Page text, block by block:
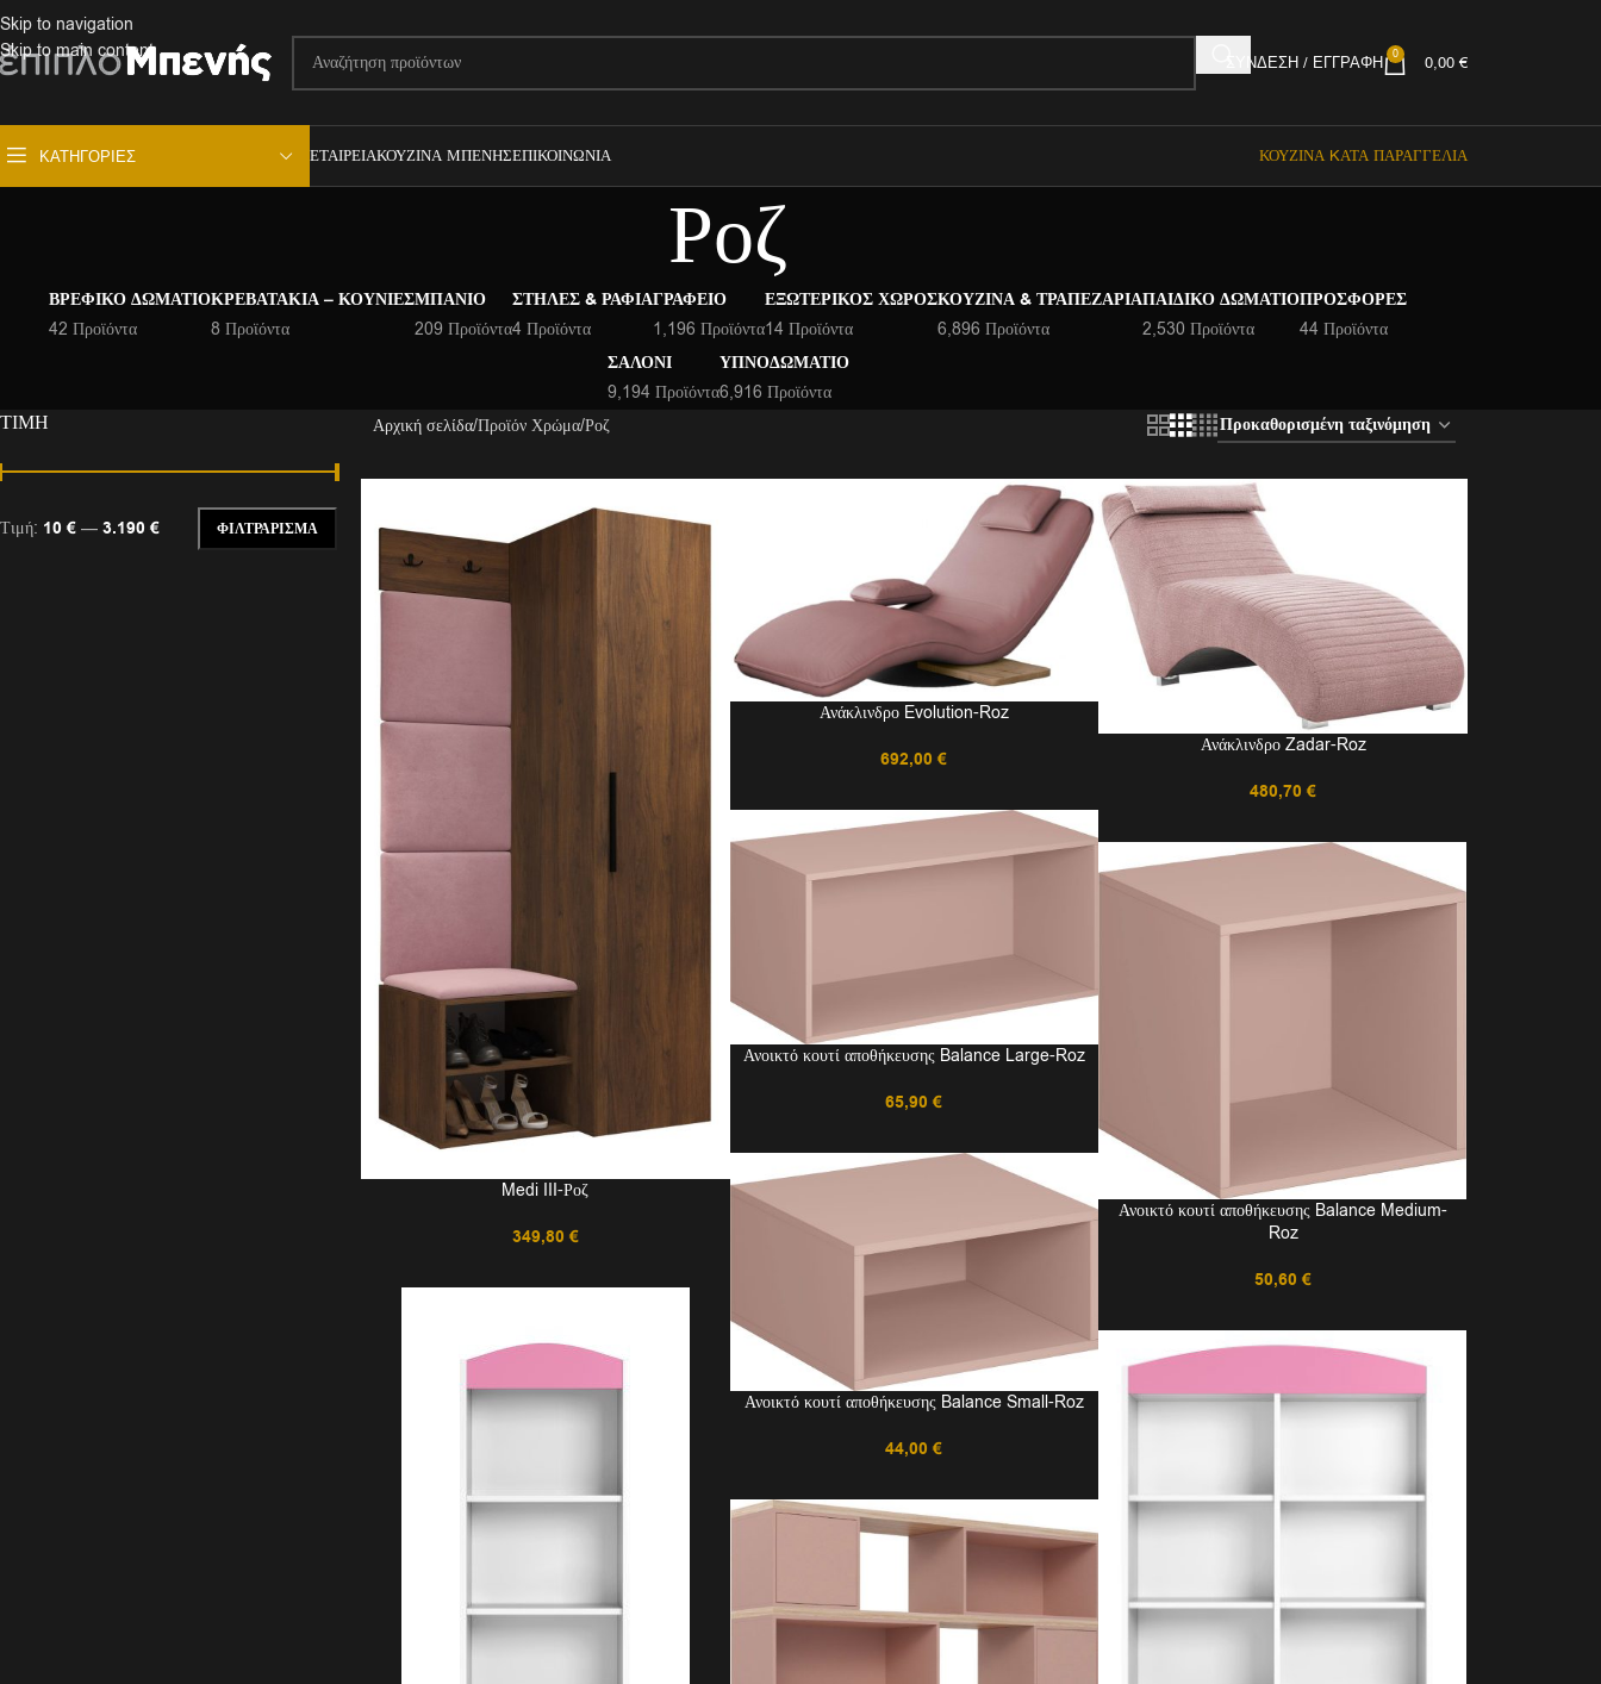
Skip to navigation
Skip to main content
ΣΎΝΔΕΣΗ / ΕΓΓΡΑΦΉ 0 0,00 €
ΚΑΤΗΓΟΡΊΕΣ ΕΤΑΙΡΕΊΑΚΟΥΖΊΝΑ ΜΠΕΝΉΣΕΠΙΚΟΙΝΩΝΊΑ ΚΟΥΖΊΝΑ KΑΤΆ ΠΑΡΑΓΓΕΛΊΑ
Ροζ
ΒΡΕΦΙΚΌ ΔΩΜΆΤΙΟ
42 Προϊόντα
ΚΡΕΒΑΤΆΚΙΑ – ΚΟΎΝΙΕΣ
8 Προϊόντα
ΜΠΆΝΙΟ
209 Προϊόντα
ΣΤΉΛΕΣ & ΡΆΦΙΑ
4 Προϊόντα
ΓΡΑΦΕΊΟ
1,196 Προϊόντα
ΕΞΩΤΕΡΙΚΌΣ ΧΏΡΟΣ
14 Προϊόντα
ΚΟΥΖΊΝΑ & ΤΡΑΠΕΖΑΡΊΑ
6,896 Προϊόντα
ΠΑΙΔΙΚΌ ΔΩΜΆΤΙΟ
2,530 Προϊόντα
ΠΡΟΣΦΟΡΈΣ
44 Προϊόντα
ΣΑΛΌΝΙ
9,194 Προϊόντα
ΥΠΝΟΔΩΜΆΤΙΟ
6,916 Προϊόντα
ΤΙΜΉ
ΦΙΛΤΡΆΡΙΣΜΑ
Τιμή: 10 € — 3.190 €
Αρχική σελίδα Προϊόν Χρώμα Ροζ
Medi III-Ροζ
349,80 €
Ανάκλινδρο Evolution-Roz
692,00€
Ανάκλινδρο Zadar-Roz
480,70€
Ανοικτό κουτί αποθήκευσης Balance Large-Roz
65,90€
Ανοικτό κουτί αποθήκευσης Balance Medium-
Roz
50,60€
Ανοικτό κουτί αποθήκευσης Balance Small-Roz
44,00€